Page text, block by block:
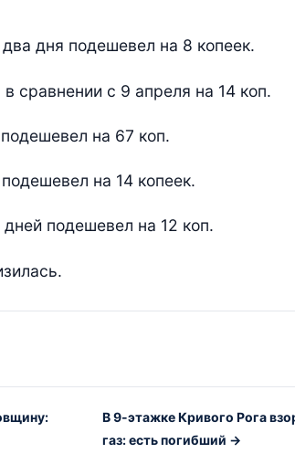
дня подешевел на 8 копеек.
сравнении с 9 апреля на 14 коп.
на 67 коп.
на 14 копеек.
дней подешевел на 12 коп.
В 9-этажке Кривого Рога
газ: есть погибший →